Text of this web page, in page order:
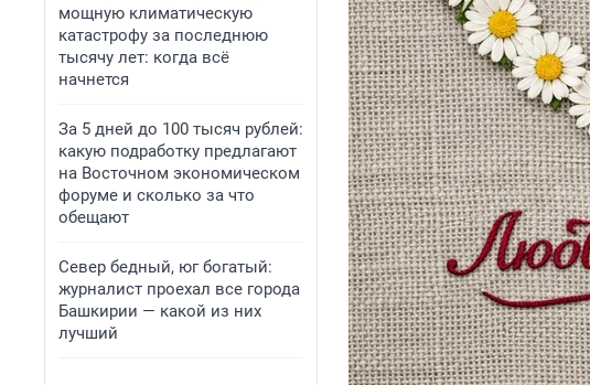
мощную климатическую
катастрофу за последнюю
тысячу лет: когда всё
начнется
За 5 дней до 100 тысяч рублей:
какую подработку предлагают
на Восточном экономическом
форуме и сколько за что
обещают
Север бедный, юг богатый:
журналист проехал все города
Башкирии — какой из них
лучший